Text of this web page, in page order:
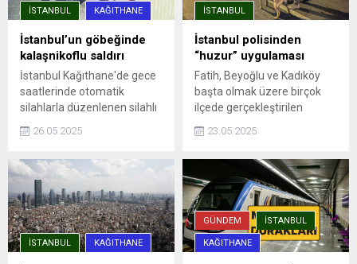
İSTANBUL KAĞITHANE
İstanbul’un göbeğinde
kalaşnikoflu saldırı
İstanbul Kağıthane'de gece
saatlerinde otomatik
silahlarla düzenlenen silahlı
Ümit Engin şans eseri yara
güvenlik kamerasına
yansıdı.
26.05.2025
İSTANBUL
İstanbul polisinden
“huzur” uygulaması
Fatih, Beyoğlu ve Kadıköy
başta olmak üzere birçok
ilçede gerçekleştirilen
müdürlükleri, Asayiş, Özel
Denetleme şube
müdürlüklerinden ekipler
katıldı. Uygulama
noktalarında durdurulan
araçlar detaylı ...
23.05.2025
İSTANBUL KAĞITHANE
GÜNDEM İSTANBUL
KAĞITHANE